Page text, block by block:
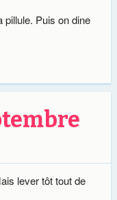
pillule. Puis on dine
lever tôt tout de